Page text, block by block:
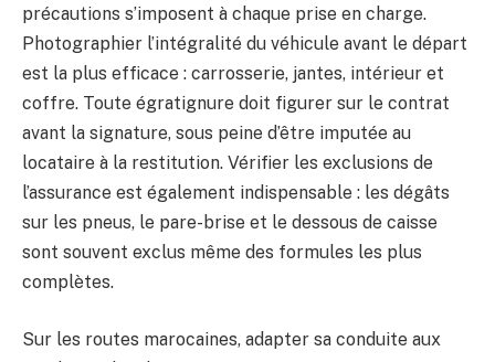
précautions s’imposent à chaque prise en charge.
Photographier l’intégralité du véhicule avant le départ
est la plus efficace : carrosserie, jantes, intérieur et
coffre. Toute égratignure doit figurer sur le contrat
avant la signature, sous peine d’être imputée au
locataire à la restitution. Vérifier les exclusions de
l’assurance est également indispensable : les dégâts
sur les pneus, le pare-brise et le dessous de caisse
sont souvent exclus même des formules les plus
complètes.
Sur les routes marocaines, adapter sa conduite aux